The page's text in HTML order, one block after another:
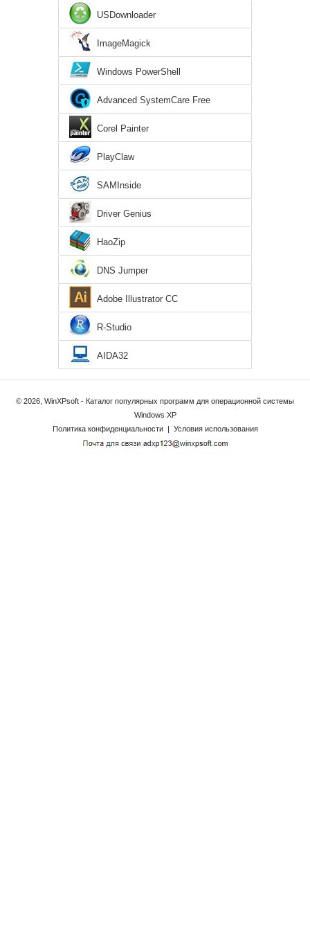
USDownloader
ImageMagick
Windows PowerShell
Advanced SystemCare Free
Corel Painter
PlayClaw
SAMInside
Driver Genius
HaoZip
DNS Jumper
Adobe Illustrator CC
R-Studio
AIDA32
© 2026, WinXPsoft - Каталог популярных программ для операционной системы
Windows XP
Политика конфиденциальности
Условия использования